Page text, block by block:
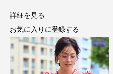
詳細を見る
お気に入りに登録する